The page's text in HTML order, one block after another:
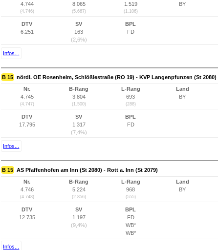
4.744
(4.746)
8.065
(5.667)
1.519
(1.106)
BY
DTV
6.251
SV
163
(2,6%)
BPL
FD
Infos...
B 15 nördl. OE Rosenheim, Schlößlestraße (RO 19) - KVP Langenpfunzen (St 2080)
Nr.
4.745
(4.747)
B-Rang
3.804
(1.500)
L-Rang
693
(288)
Land
BY
DTV
17.795
SV
1.317
(7,4%)
BPL
FD
Infos...
B 15 AS Pfaffenhofen am Inn (St 2080) - Rott a. Inn (St 2079)
Nr.
4.746
(4.748)
B-Rang
5.224
(2.856)
L-Rang
968
(555)
Land
BY
DTV
12.735
SV
1.197
(9,4%)
BPL
FD
WB*
WB*
Infos...